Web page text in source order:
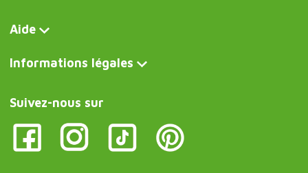
Aide
Informations légales
Suivez-nous sur